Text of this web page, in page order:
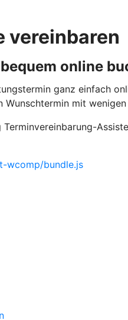
vereinbaren
online
ganz einfach
Wunschtermin mit wenigen
Terminvereinbarung-
wcomp/bundle.js